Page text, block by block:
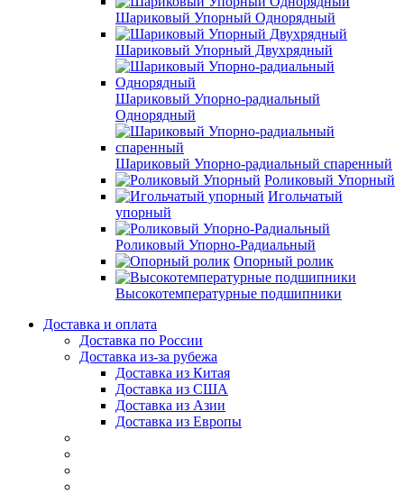
Шариковый Упорный Однорядный
Шариковый Упорный Двухрядный
Шариковый Упорно-радиальный
Однорядный
Шариковый Упорно-радиальный спаренный
Роликовый Упорный
Игольчатый
упорный
Роликовый Упорно-Радиальный
Опорный ролик
Высокотемпературные подшипники
Доставка и оплата
Доставка по России
Доставка из-за рубежа
Доставка из Китая
Доставка из США
Доставка из Азии
Доставка из Европы